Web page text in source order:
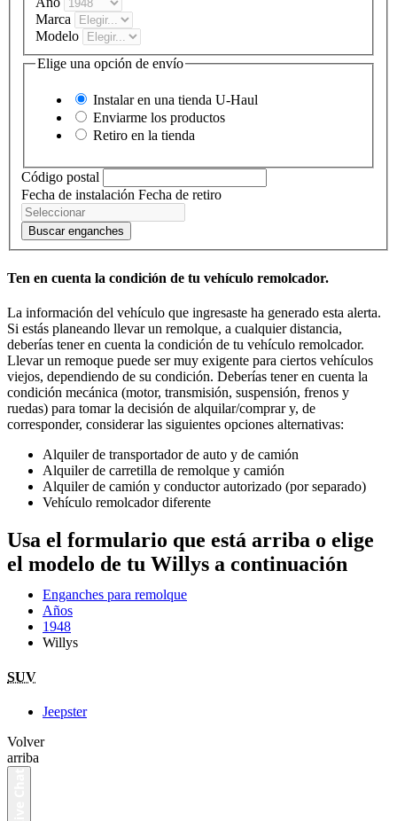
Marca
Modelo
Elige una opción de envío
Instalar en una tienda U-Haul
Enviarme los productos
Retiro en la tienda
Código postal
Fecha de instalación Fecha de retiro
Buscar enganches
Ten en cuenta la condición de tu vehículo remolcador.
La información del vehículo que ingresaste ha generado esta alerta.
Si estás planeando llevar un remolque, a cualquier distancia,
deberías tener en cuenta la condición de tu vehículo remolcador.
Llevar un remoque puede ser muy exigente para ciertos vehículos
viejos, dependiendo de su condición. Deberías tener en cuenta la
condición mecánica (motor, transmisión, suspensión, frenos y
ruedas) para tomar la decisión de alquilar/comprar y, de
corresponder, considerar las siguientes opciones alternativas:
Alquiler de transportador de auto y de camión
Alquiler de carretilla de remolque y camión
Alquiler de camión y conductor autorizado (por separado)
Vehículo remolcador diferente
Usa el formulario que está arriba o elige
el modelo de tu Willys a continuación
Enganches para remolque
Años
1948
Willys
SUV
Jeepster
Volver
arriba